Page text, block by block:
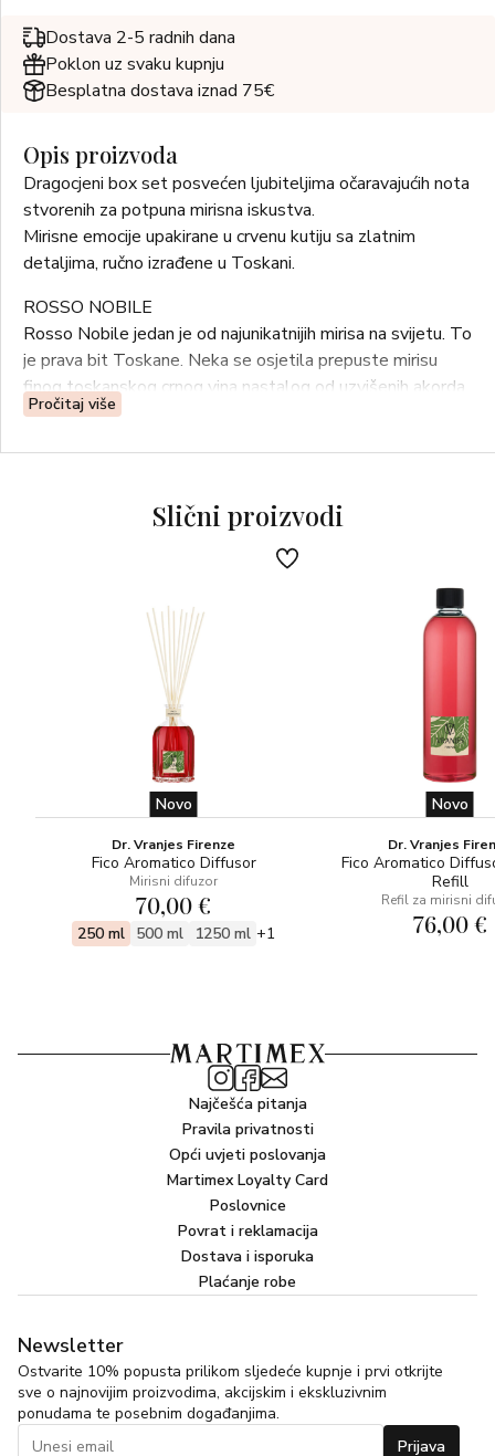
Dostava 2-5 radnih dana
Poklon uz svaku kupnju
Besplatna dostava iznad 75€
Opis proizvoda
Dragocjeni box set posvećen ljubiteljima očaravajućih nota
stvorenih za potpuna mirisna iskustva.
Mirisne emocije upakirane u crvenu kutiju sa zlatnim
detaljima, ručno izrađene u Toskani.
ROSSO NOBILE
Rosso Nobile jedan je od najunikatnijih mirisa na svijetu. To
je prava bit Toskane. Neka se osjetila prepuste mirisu
finog toskanskog crnog vina nastalog od uzvišenih akorda
cvijeta naranče, jagode, šumskog voća, hrasta i šume
-Naranča, narančin cvijet, ljubičica
Pročitaj više
Slični proizvodi
Novo
Dr. Vranjes Firenze
Fico Aromatico Diffusor
Mirisni difuzor
70,00 €
250 ml 500 ml 1250 ml +1
Novo
Dr. Vranjes
Fico Aromatico
Refill
Refil za mirisni
76,00 €
Najčešća pitanja
Pravila privatnosti
Opći uvjeti poslovanja
Martimex Loyalty Card
Poslovnice
Povrat i reklamacija
Dostava i isporuka
Plaćanje robe
Newsletter
Ostvarite 10% popusta prilikom sljedeće kupnje i prvi otkrijte
sve o najnovijim proizvodima, akcijskim i ekskluzivnim
ponudama te posebnim događanjima.
Prijava